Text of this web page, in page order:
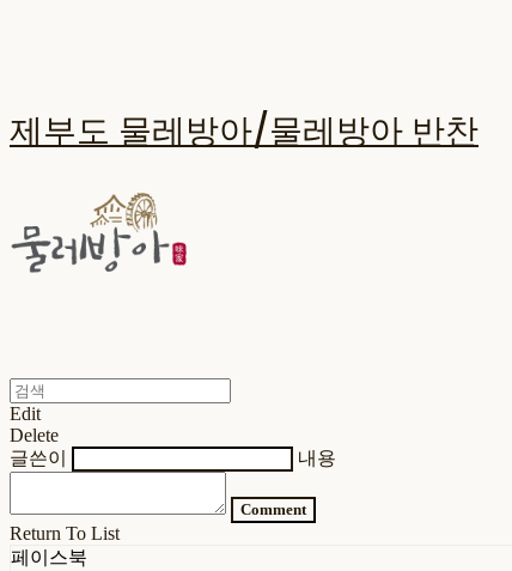
제부도 물레방아/물레방아 반찬
Edit
Delete
글쓴이
내용
Comment
Return To List
페이스북